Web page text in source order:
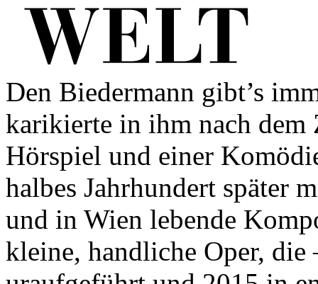
Den Biedermann gibt’s
karikierte in ihm nach
Hörspiel und einer
halbes Jahrhundert später
und in Wien lebende
kleine, handliche Oper, die